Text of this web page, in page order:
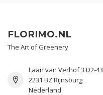
FLORIMO.NL
The Art of Greenery
Laan van Verhof 3 D2-43
2231 BZ Rijnsburg
Nederland